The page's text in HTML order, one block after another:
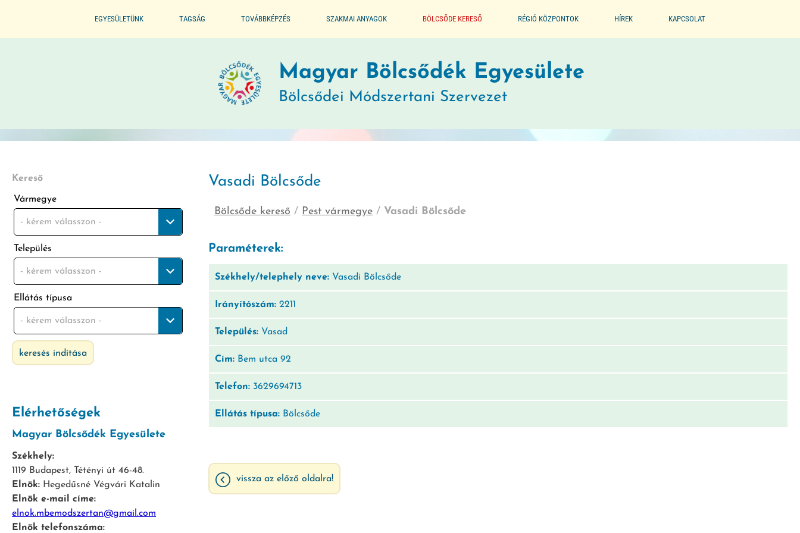
EGYESÜLETÜNK
ÜVEGZSEB
TAGSÁG
BELÉPÉS / KILÉPÉS
TOVÁBBKÉPZÉS SZAKMAI ANYAGOK
SEGÉDLET A BÖLCSŐDÉK
MÓDSZERTANI KIADVÁNYOK
GYERMEKVÉDELMI JELZŐRENDSZER
BÖLCSŐDE KERESŐ RÉGIÓ KÖZPONTOK HÍREK KAPCSOLAT
Magyar Bölcsődék Egyesülete
Bölcsődei Módszertani Szervezet
Kereső
Vármegye
- kérem válasszon -
Település
- kérem válasszon -
Ellátás típusa
- kérem válasszon -
keresés indítása
Elérhetőségek
Magyar Bölcsődék Egyesülete
Székhely:
1119 Budapest, Tétényi út 46-48.
Elnök: Hegedűsné Végvári Katalin
Elnök e-mail címe:
elnok.mbemodszertan@gmail.com
Elnök telefonszáma:
Vasadi Bölcsőde
Bölcsőde kereső / Pest vármegye / Vasadi Bölcsőde
Paraméterek:
Székhely/telephely neve: Vasadi Bölcsőde
Irányítószám: 2211
Település: Vasad
Cím: Bem utca 92
Telefon: 3629694713
Ellátás típusa: Bölcsőde
vissza az előző oldalra!